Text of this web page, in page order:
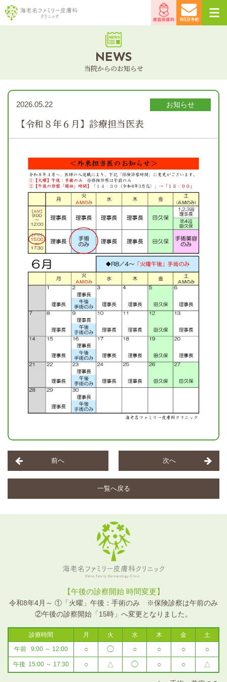
海老名ファミリー皮膚
NEWS
当院からのお知らせ
2026.05.22 お知らせ
【令和８年６月】診療担当医表
前へ 次へ
一覧へ戻る
ック
【午後の診察開始 時間変更】
令和8年4月～ ①「火曜」午後：手術のみ ※保険診察は午前のみ
②午後の診察開始「15時」へ変更となりました。
診療時間 月 火 水 木 金
土
午前 9:00 ～ 12:00
○ ◯ ○ ○ ○ ○
午後 15:00 ～ 17:30 ○ △ ◯ ○ ○ △